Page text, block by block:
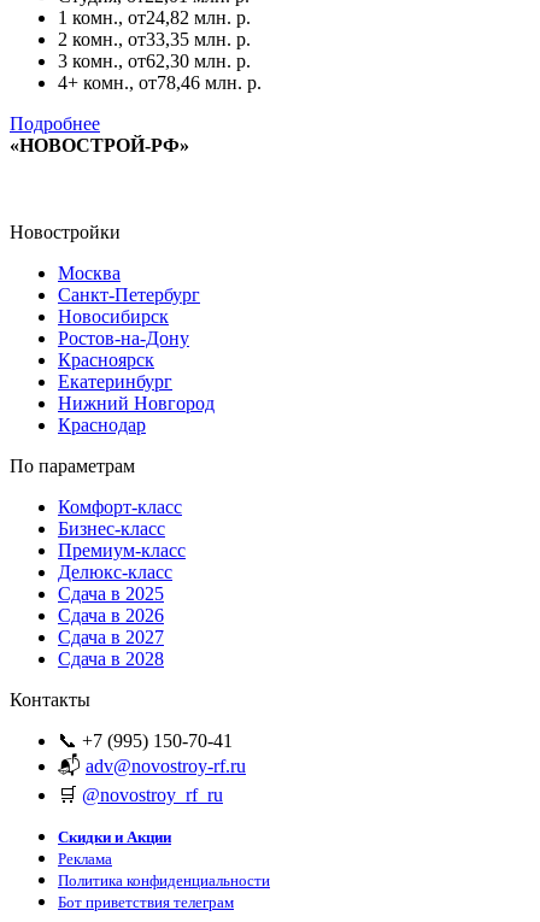
1 комн., от24,82 млн. р.
2 комн., от33,35 млн. р.
3 комн., от62,30 млн. р.
4+ комн., от78,46 млн. р.
Подробнее
«НОВОСТРОЙ-РФ»
Новостройки
Москва
Санкт-Петербург
Новосибирск
Ростов-на-Дону
Красноярск
Екатеринбург
Нижний Новгород
Краснодар
По параметрам
Комфорт-класс
Бизнес-класс
Премиум-класс
Делюкс-класс
Сдача в 2025
Сдача в 2026
Сдача в 2027
Сдача в 2028
Контакты
📞 +7 (995) 150-70-41
📬 adv@novostroy-rf.ru
🛒 @novostroy_rf_ru
Скидки и Акции
Реклама
Политика конфиденциальности
Бот приветствия телеграм